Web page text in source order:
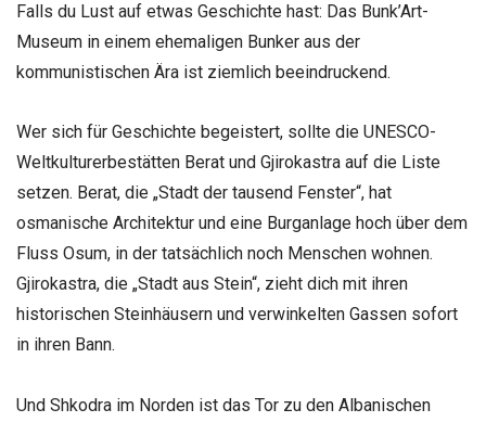
Falls du Lust auf etwas Geschichte hast: Das Bunk’Art-
Museum in einem ehemaligen Bunker aus der
kommunistischen Ära ist ziemlich beeindruckend.
Wer sich für Geschichte begeistert, sollte die UNESCO-
Weltkulturerbestätten Berat und Gjirokastra auf die Liste
setzen. Berat, die „Stadt der tausend Fenster“, hat
osmanische Architektur und eine Burganlage hoch über dem
Fluss Osum, in der tatsächlich noch Menschen wohnen.
Gjirokastra, die „Stadt aus Stein“, zieht dich mit ihren
historischen Steinhäusern und verwinkelten Gassen sofort
in ihren Bann.
Und Shkodra im Norden ist das Tor zu den Albanischen